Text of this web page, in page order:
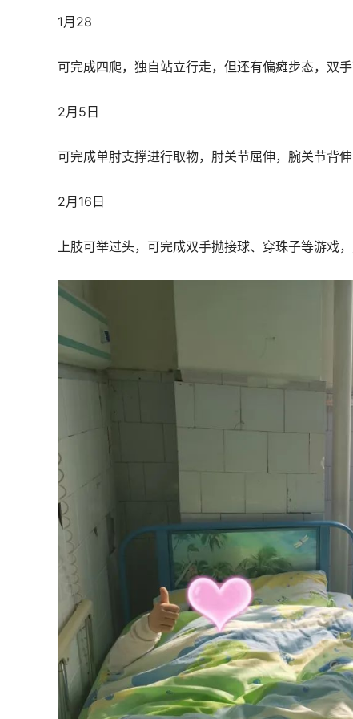
1月28
可完成四爬，独自站立行走，但还有偏瘫步态，双手
2月5日
可完成单肘支撑进行取物，肘关节屈伸，腕关节背
2月16日
上肢可举过头，可完成双手抛接球、穿珠子等游戏